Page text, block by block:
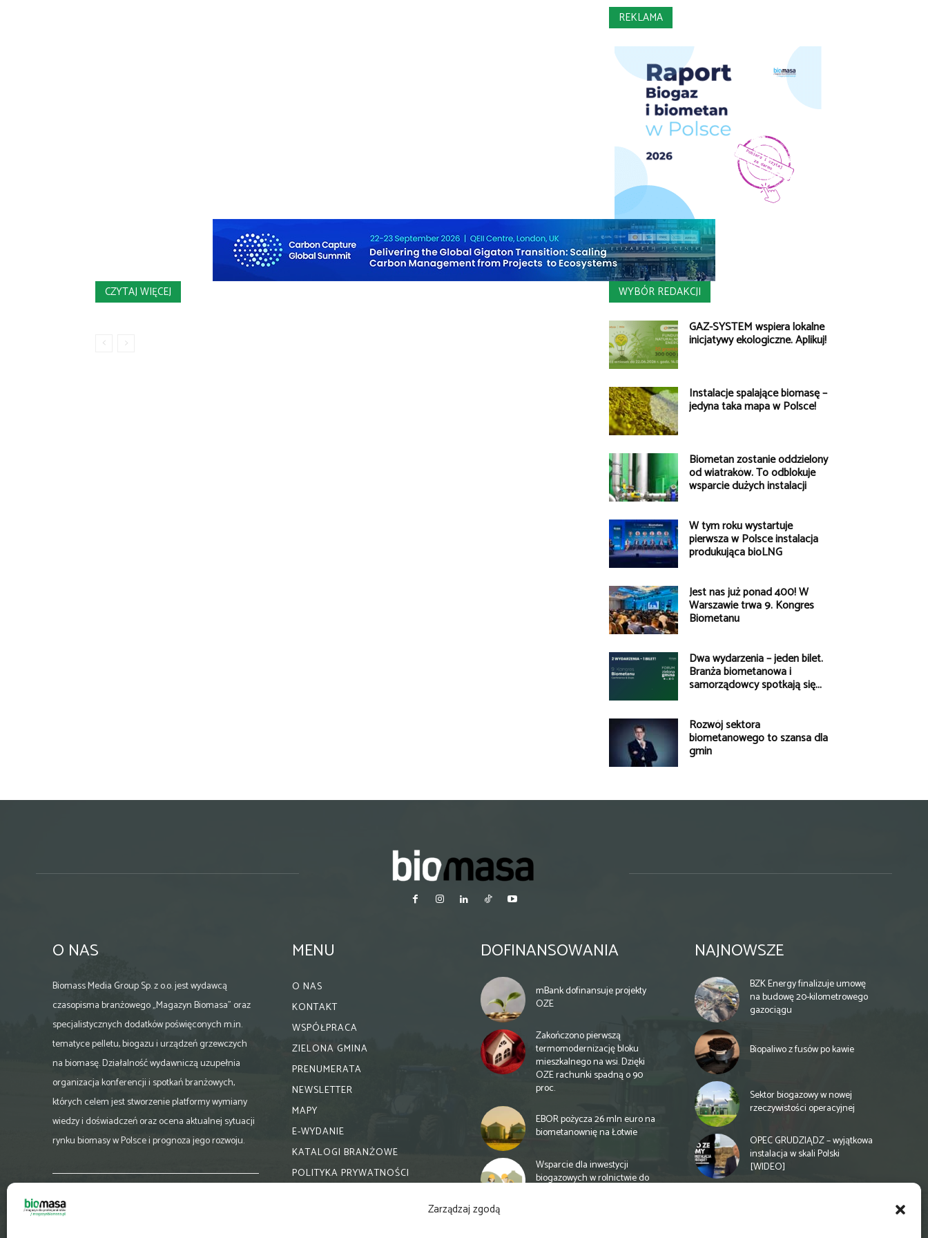
Zarządzaj zgodą
REKLAMA
CZYTAJ WIĘCEJ WYBÓR REDAKCJI
GAZ-SYSTEM wspiera lokalne
inicjatywy ekologiczne. Aplikuj!
Instalacje spalające biomasę –
jedyna taka mapa w Polsce!
Biometan zostanie oddzielony
od wiatraków. To odblokuje
wsparcie dużych instalacji
W tym roku wystartuje
pierwsza w Polsce instalacja
produkująca bioLNG
Jest nas już ponad 400! W
Warszawie trwa 9. Kongres
Biometanu
Dwa wydarzenia – jeden bilet.
Branża biometanowa i
samorządowcy spotkają się...
Rozwój sektora
biometanowego to szansa dla
gmin
O NAS
Biomass Media Group Sp. z o.o. jest wydawcą
czasopisma branżowego „Magazyn Biomasa” oraz
specjalistycznych dodatków poświęconych m.in.
tematyce pelletu, biogazu i urządzeń grzewczych
na biomasę. Działalność wydawniczą uzupełnia
organizacja konferencji i spotkań branżowych,
których celem jest stworzenie platformy wymiany
wiedzy i doświadczeń oraz ocena aktualnej sytuacji
rynku biomasy w Polsce i prognoza jego rozwoju.
biuro@magazynbiomasa.pl
MENU
O NAS
KONTAKT
WSPÓŁPRACA
ZIELONA GMINA
PRENUMERATA
NEWSLETTER
MAPY
E-WYDANIE
KATALOGI BRANŻOWE
POLITYKA PRYWATNOŚCI
DOFINANSOWANIA
mBank dofinansuje projekty
OZE
Zakończono pierwszą
termomodernizację bloku
mieszkalnego na wsi. Dzięki
OZE rachunki spadną o 90
proc.
EBOR pożycza 26 mln euro na
biometanownię na Łotwie
Wsparcie dla inwestycji
biogazowych w rolnictwie do
NAJNOWSZE
BZK Energy finalizuje umowę
na budowę 20-kilometrowego
gazociągu
Biopaliwo z fusów po kawie
Sektor biogazowy w nowej
rzeczywistości operacyjnej
OPEC GRUDZIĄDZ – wyjątkowa
instalacja w skali Polski
[WIDEO]